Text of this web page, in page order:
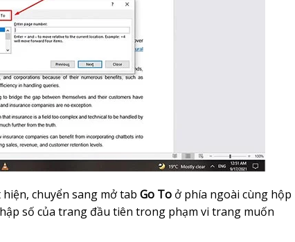
hiện, chuyển sang mở tab Go To ở phía ngoài cùng hộp
số của trang đầu tiên trong phạm vi trang muốn